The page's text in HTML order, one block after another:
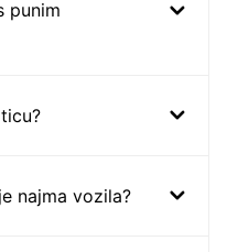
punim
najma vozila?